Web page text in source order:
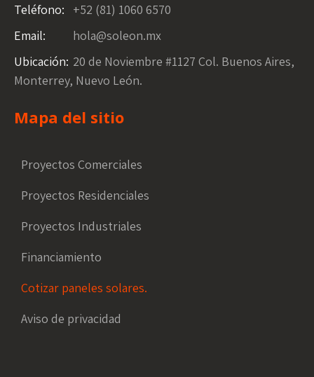
Teléfono:
+52 (81) 1060 6570
Email:
hola@soleon.mx
Ubicación: 20 de Noviembre #1127 Col. Buenos Aires,
Monterrey, Nuevo León.
Mapa del sitio
Proyectos Comerciales
Proyectos Residenciales
Proyectos Industriales
Financiamiento
Cotizar paneles solares.
Aviso de privacidad